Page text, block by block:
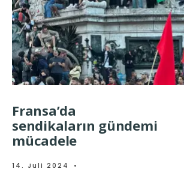
Fransa’da
sendikaların gündemi
mücadele
14. Juli 2024 •